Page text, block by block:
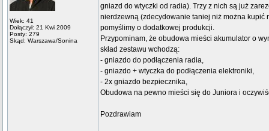
Wiek: 41
Dołączył: 21 Kwi 2009
Posty: 279
Skąd: Warszawa/Sonina
gniazd do wtyczki od radia). Trzy z nich są już
nierdzewną (zdecydowanie taniej niż można kupić
pomyślimy o dodatkowej produkcji.
Przypominam, że obudowa mieści akumulator o
skład zestawu wchodzą:
- gniazdo do podłączenia radia,
- gniazdo + wtyczka do podłączenia elektroniki,
- 2x gniazdo bezpiecznika,
Obudowa na pewno mieści się do Juniora i
Pozdrawiam